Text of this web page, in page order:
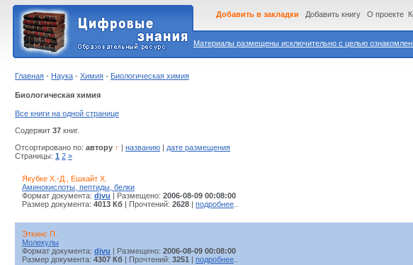
Материалы размещены исключительно с целью
Добавить в закладки Добавить книгу О проекте
Главная - Наука - Химия - Биологическая химия
Биологическая химия
Все книги на одной странице
Содержит 37 книг.
Отсортировано по: автору ↑ названию
дате размещения
Страницы: 1 2 »
Якубке Х.-Д., Ешкайт Х.
Аминокислоты, пептиды, белки
Формат документа: djvu | Размещено: 2006-08-09 00:08:00
Размер документа: 4013 Кб | Прочтений: 2628 подробнее
Эткинс П.
Молекулы
Формат документа: djvu | Размещено: 2006-08-09 00:08:00
Размер документа: 4307 Кб | Прочтений: 3251 подробнее